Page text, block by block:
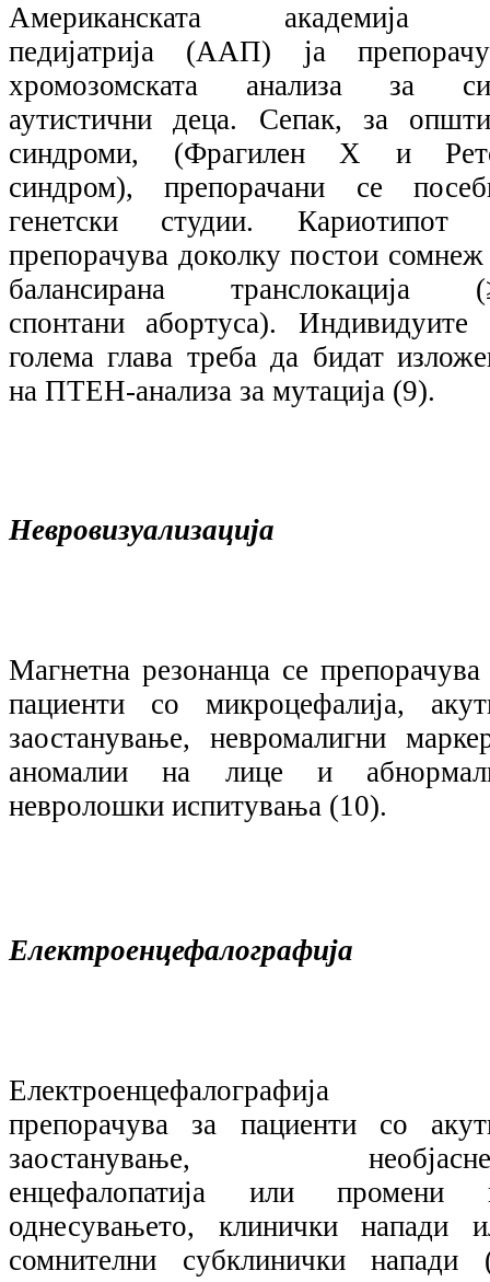
Американската академија
педијатрија (ААП) ја
хромозомската анализа за
аутистични деца. Сепак, за
синдроми, (Фрагилен Х и
синдром), препорачани се
генетски студии. Кариотипот
препорачува доколку постои сомнеж
балансирана транслокација
спонтани абортуса). Индивидуите
голема глава треба да бидат
на ПТЕН-анализа за мутација (9).
Невровизуализација
Магнетна резонанца се препорачува
пациенти со микроцефалија,
заостанување, невромалигни
аномалии на лице и
невролошки испитувања (10).
Електроенцефалографија
Електроенцефалографија
препорачува за пациенти со
заостанување,
енцефалопатија или промени
однесувањето, клинички напади
сомнителни субклинички напади